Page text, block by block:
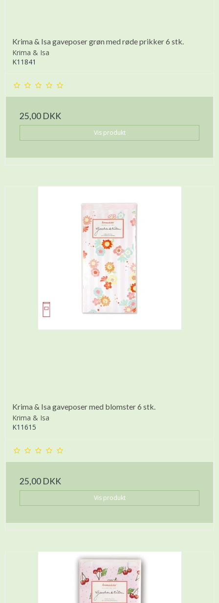
Krima & Isa gaveposer grøn med røde prikker 6 stk.
Krima & Isa
K11841
25,00 DKK
Vis produkt
Krima & Isa gaveposer med blomster 6 stk.
Krima & Isa
K11615
25,00 DKK
Vis produkt